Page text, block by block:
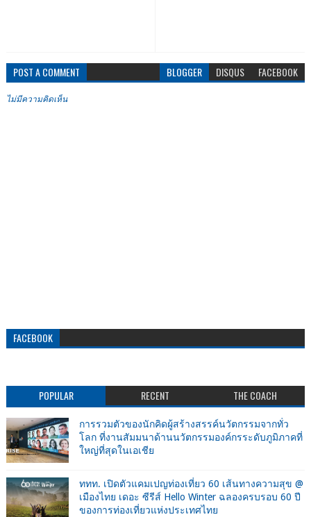
POST A COMMENT BLOGGER DISQUS FACEBOOK
ไม่มีความคิดเห็น
FACEBOOK
POPULAR RECENT THE COACH
การรวมตัวของนักคิดผู้สร้างสรรค์นวัตกรรมจากทั่ว
โลก ที่งานสัมมนาด้านนวัตกรรมองค์กรระดับภูมิภาคที่
ใหญ่ที่สุดในเอเชีย
ททท. เปิดตัวแคมเปญท่องเที่ยว 60 เส้นทางความสุข @
เมืองไทย เดอะ ซีรีส์ Hello Winter ฉลองครบรอบ 60 ปี
ของการท่องเที่ยวแห่งประเทศไทย